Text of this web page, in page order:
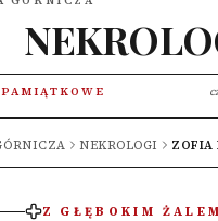
NEKROLOGI ZOFIA
Z GŁĘBOKIM